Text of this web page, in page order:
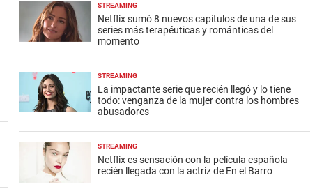
STREAMING
Netflix sumó 8 nuevos capítulos de una de sus
series más terapéuticas y románticas del
momento
STREAMING
La impactante serie que recién llegó y lo tiene
todo: venganza de la mujer contra los hombres
abusadores
STREAMING
Netflix es sensación con la película española
recién llegada con la actriz de En el Barro